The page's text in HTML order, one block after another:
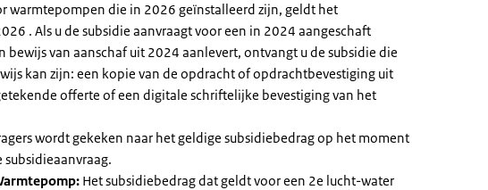
warmtepompen die in 2026 geïnstalleerd zijn, geldt het
. Als u de subsidie aanvraagt voor een in 2024 aangeschaft
bewijs van aanschaf uit 2024 aanlevert, ontvangt u de subsidie die
kan zijn: een kopie van de opdracht of opdrachtbevestiging uit
offerte of een digitale schriftelijke bevestiging van het
wordt gekeken naar het geldige subsidiebedrag op het moment
Het subsidiebedrag dat geldt voor een 2e lucht-water